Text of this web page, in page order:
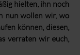
hielten, ihn noch
nun wollen wir, wo
können, diesen,
verraten wir euch,